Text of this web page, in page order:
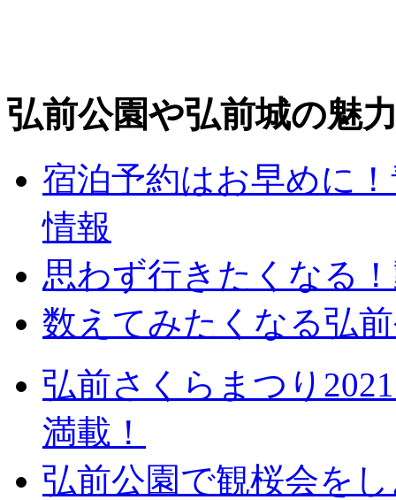
弘前公園や弘前城の魅
宿泊予約はお早めに
情報
思わず行きたくなる
数えてみたくなる弘
弘前さくらまつり
満載！
弘前公園で観桜会を